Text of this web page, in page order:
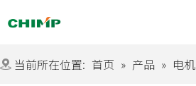
当前所在位置: 首页 » 产品 » 电机